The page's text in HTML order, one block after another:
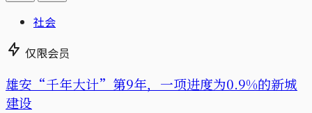
社会
仅限会员
雄安“千年大计”第9年，一项进度为0.9%的新城
建设